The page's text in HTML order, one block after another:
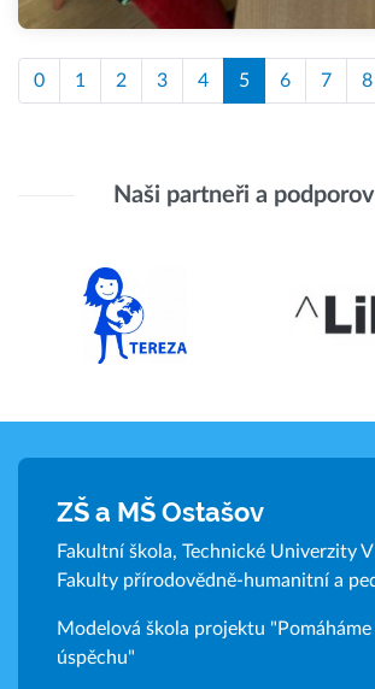
0 1 2 3 4 5 6 7 8
Naši partneři a
ZŠ a MŠ Ostašov
Fakultní škola, Technické Univerzity
Fakulty přírodovědně-humanitní a
Modelová škola projektu "Pomáháme
úspěchu"